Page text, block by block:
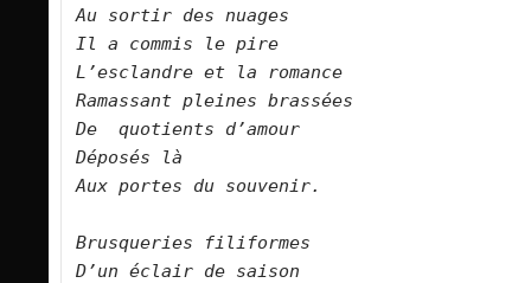
Au sortir des nuages
Il a commis le pire
L’esclandre et la romance
Ramassant pleines brassées
De  quotients d’amour
Déposés là
Aux portes du souvenir.
Brusqueries filiformes
D’un éclair de saison